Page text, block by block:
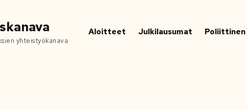
yhteistyökanava
Aloitteet Julkilausumat Poliittinen